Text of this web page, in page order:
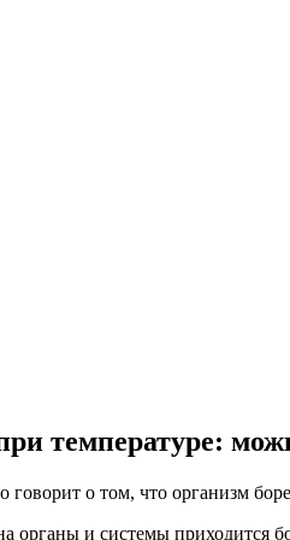
температуре:
говорит о том, что организм
органы и системы приходится